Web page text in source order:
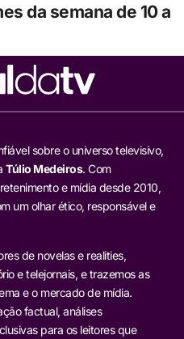
da semana de 10 a
sobre o universo televisivo,
Túlio Medeiros. Com
e mídia desde 2010,
um olhar ético, responsável e
de novelas e realities,
e telejornais, e trazemos as
e o mercado de mídia.
factual, análises
para os leitores que